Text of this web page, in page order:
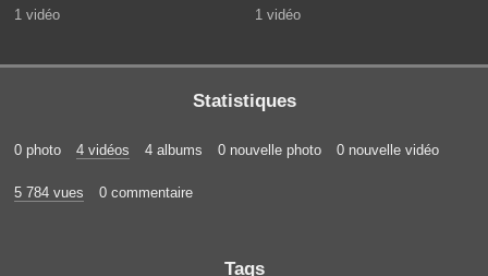
1 vidéo
1 vidéo
Statistiques
0 photo 4 vidéos 4 albums 0 nouvelle photo 0 nouvelle vidéo
5 784 vues 0 commentaire
Tags